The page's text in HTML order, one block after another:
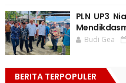
PLN UP3
Budi Gea
BERITA TERPOPULER